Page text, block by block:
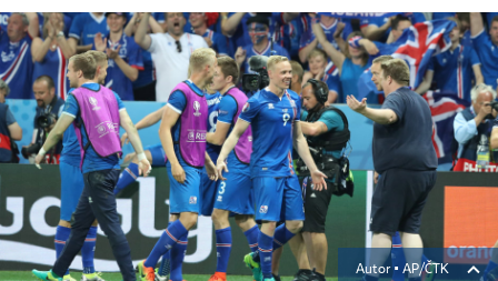
Autor ▪ AP/ČTK